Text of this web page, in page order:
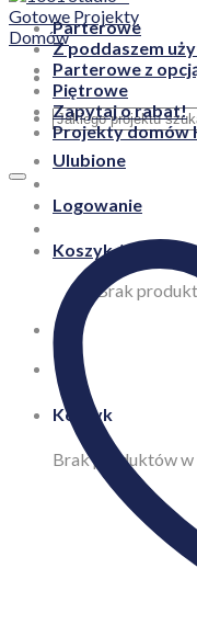
Ulubione
Logowanie
Koszyk /0,00
Brak
Koszyk
Brak produktów w
Parterowe
Z poddaszem
Parterowe z
Piętrowe
Zapytaj o rabat!
Projekty domów